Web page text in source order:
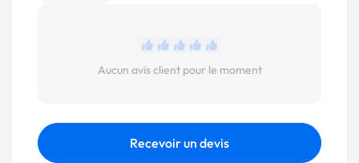
Aucun avis client pour le moment
Recevoir un devis